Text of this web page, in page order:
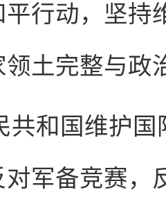
行动，坚持
领土完整与政
共和国维护
军备竞赛，